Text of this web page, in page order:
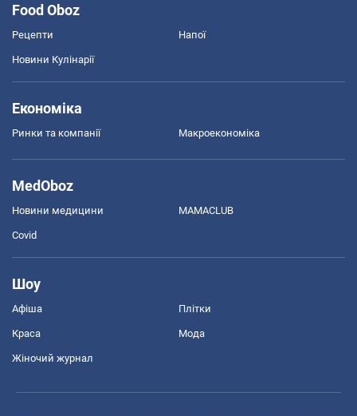
Food Oboz
Рецепти Напої
Новини Кулінарії
Економіка
Ринки та компанії Макроекономіка
MedOboz
Новини медицини MAMACLUB
Covid
Шоу
Афіша Плітки
Краса Мода
Жіночий журнал